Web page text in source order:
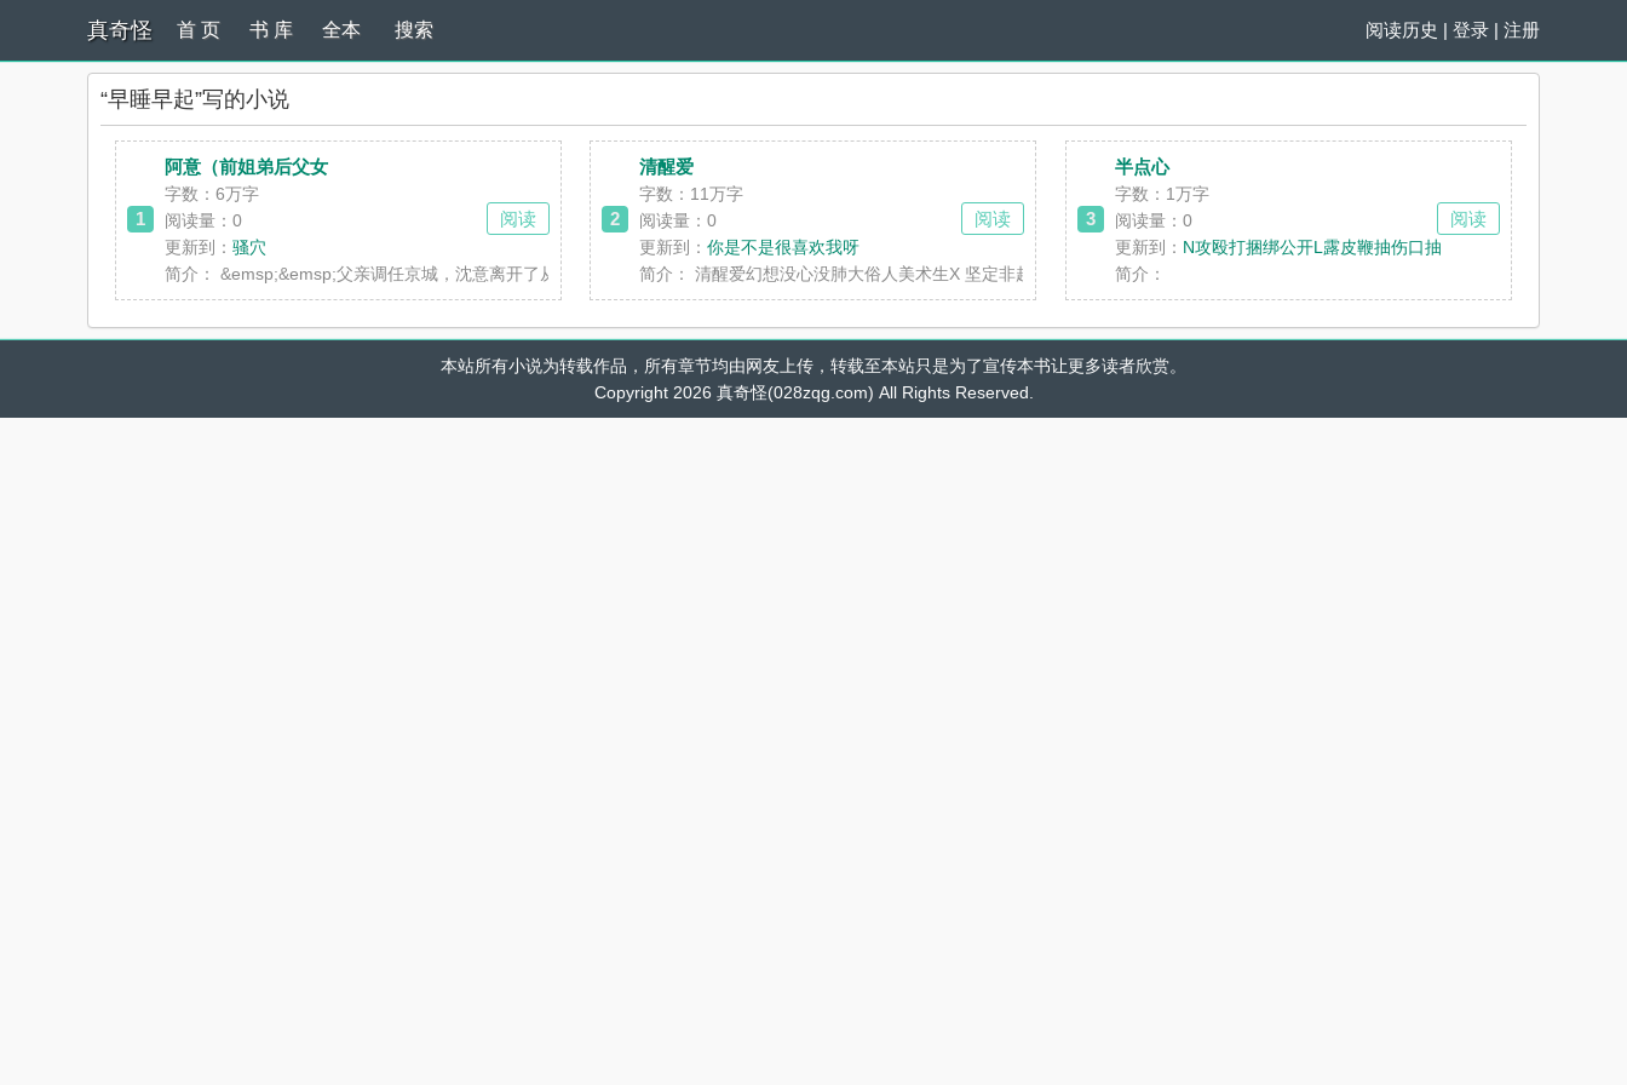
真奇怪 阅读历史 | 登录 | 注册
首 页 书 库 全本 搜索
“早睡早起”写的小说
1
阿意（前姐弟后父女
字数：6万字
阅读量：0
更新到： 骚穴
简介：
&emsp;&emsp;父亲调任京城，沈意离开了从小生活的江南。完全骨科的一本?长姐 嫡姐 他们的阿姊 她其实不喜欢听他们这样叫 明明是长姐 身量小 脸也小 和他们关系也谈不上亲近 明
阅读 2
清醒爱
字数：11万字
阅读量：0
更新到：你是不是很喜欢我呀
简介：
清醒爱幻想没心没肺大俗人美术生X 坚定非超级大帅哥AI脑天才物理男很爱幻想但很清醒的林雨时，是个颜控。浪漫幻想
阅读 3
半点心
字数：1万字
阅读量：0
更新到： N攻殴打捆绑公开L露皮鞭抽伤口抽
简介：
阅读
本站所有小说为转载作品，所有章节均由网友上传，转载至本站只是为了宣传本书让更多读者欣赏。
Copyright 2026 真奇怪(028zqg.com) All Rights Reserved.